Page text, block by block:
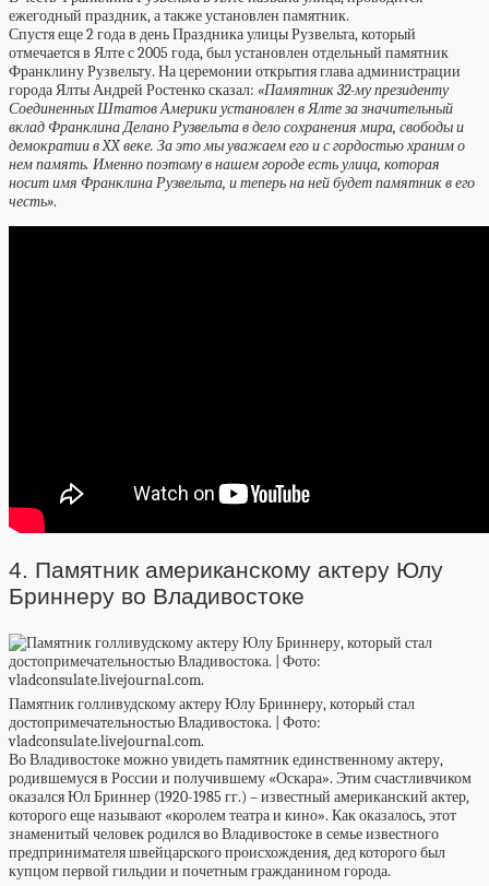
ежегодный праздник, а также установлен памятник.
Спустя еще 2 года в день Праздника улицы Рузвельта, который
отмечается в Ялте с 2005 года, был установлен отдельный памятник
Франклину Рузвельту. На церемонии открытия глава администрации
города Ялты Андрей Ростенко сказал: «Памятник 32-му президенту
Соединенных Штатов Америки установлен в Ялте за значительный
вклад Франклина Делано Рузвельта в дело сохранения мира, свободы и
демократии в XX веке. За это мы уважаем его и с гордостью храним о
нем память. Именно поэтому в нашем городе есть улица, которая
носит имя Франклина Рузвельта, и теперь на ней будет памятник в его
честь».
4. Памятник американскому актеру Юлу
Бриннеру во Владивостоке
Памятник голливудскому актеру Юлу Бриннеру, который стал
достопримечательностью Владивостока. | Фото:
vladconsulate.livejournal.com.
Во Владивостоке можно увидеть памятник единственному актеру,
родившемуся в России и получившему «Оскара». Этим счастливчиком
оказался Юл Бриннер (1920-1985 гг.) – известный американский актер,
которого еще называют «королем театра и кино». Как оказалось, этот
знаменитый человек родился во Владивостоке в семье известного
предпринимателя швейцарского происхождения, дед которого был
купцом первой гильдии и почетным гражданином города.